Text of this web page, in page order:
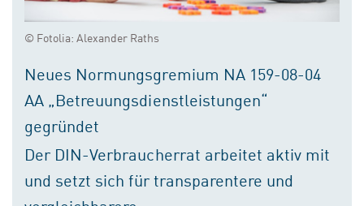
© Fotolia: Alexander Raths
Neues Normungsgremium NA 159-08-04
AA „Betreuungsdienstleistungen“
gegründet
Der DIN-Verbraucherrat arbeitet aktiv mit
und setzt sich für transparentere und